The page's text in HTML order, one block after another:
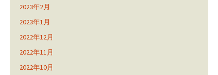
2023年2月
2023年1月
2022年12月
2022年11月
2022年10月